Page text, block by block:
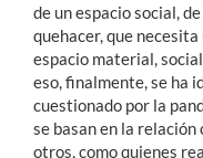
de un espacio social,
quehacer, que necesita
espacio material,
eso, finalmente, se ha
cuestionado por la
se basan en la relación
otros, como quienes